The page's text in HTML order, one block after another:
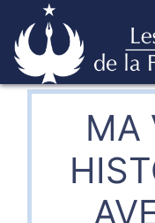
Skip
to Éditions de la
MA